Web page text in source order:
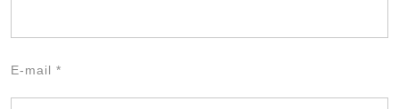
E-mail *